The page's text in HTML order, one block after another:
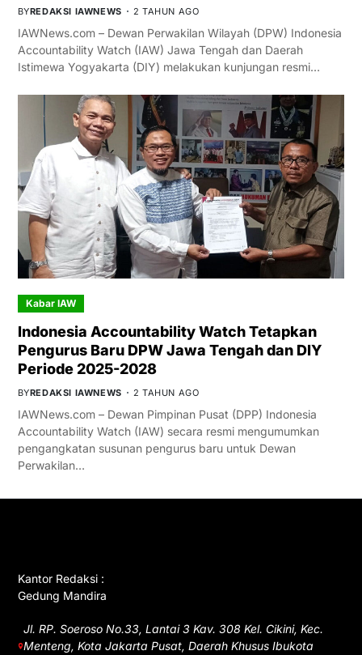
BYREDAKSI IAWNEWS 2 TAHUN AGO
IAWNews.com – Dewan Perwakilan Wilayah (DPW) Indonesia
Accountability Watch (IAW) Jawa Tengah dan Daerah
Istimewa Yogyakarta (DIY) melakukan kunjungan resmi…
Kabar IAW
Indonesia Accountability Watch Tetapkan
Pengurus Baru DPW Jawa Tengah dan DIY
Periode 2025-2028
BYREDAKSI IAWNEWS 2 TAHUN AGO
IAWNews.com – Dewan Pimpinan Pusat (DPP) Indonesia
Accountability Watch (IAW) secara resmi mengumumkan
pengangkatan susunan pengurus baru untuk Dewan
Perwakilan…
Kantor Redaksi :
Gedung Mandira
Jl. RP. Soeroso No.33, Lantai 3 Kav. 308 Kel. Cikini, Kec.
Menteng, Kota Jakarta Pusat, Daerah Khusus Ibukota